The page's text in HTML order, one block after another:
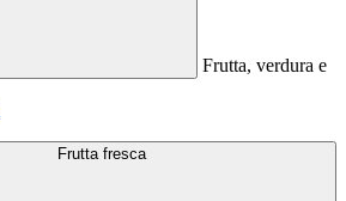
Frutta, verdura e
Frutta fresca